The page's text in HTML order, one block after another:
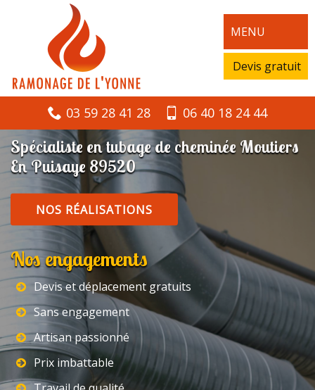
MENU
Devis gratuit
03 59 28 41 28 06 40 18 24 44
Spécialiste en tubage de cheminée Moutiers
En Puisaye 89520
NOS RÉALISATIONS
Nos engagements
Devis et déplacement gratuits
Sans engagement
Artisan passionné
Prix imbattable